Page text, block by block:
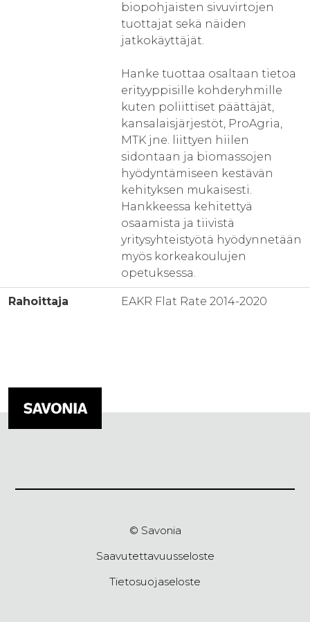
biopohjaisten sivuvirtojen
tuottajat sekä näiden
jatkokäyttäjät.
Hanke tuottaa osaltaan tietoa
erityyppisille kohderyhmille
kuten poliittiset päättäjät,
kansalaisjärjestöt, ProAgria,
MTK jne. liittyen hiilen
sidontaan ja biomassojen
hyödyntämiseen kestävän
kehityksen mukaisesti.
Hankkeessa kehitettyä
osaamista ja tiivistä
yritysyhteistyötä hyödynnetään
myös korkeakoulujen
opetuksessa.
Rahoittaja EAKR Flat Rate 2014-2020
© Savonia
Saavutettavuusseloste
Tietosuojaseloste